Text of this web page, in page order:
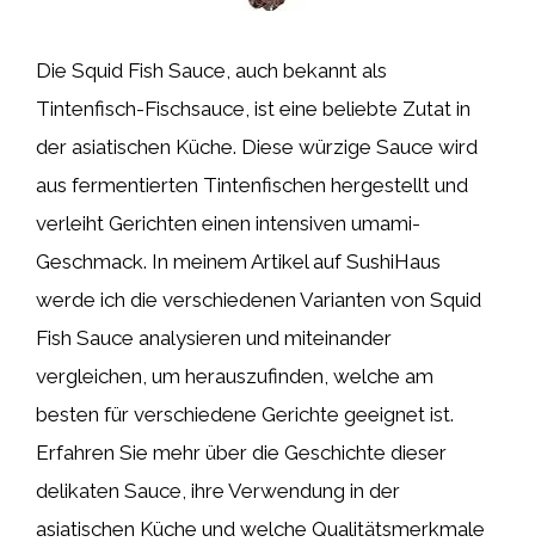
Die Squid Fish Sauce, auch bekannt als
Tintenfisch-Fischsauce, ist eine beliebte Zutat in
der asiatischen Küche. Diese würzige Sauce wird
aus fermentierten Tintenfischen hergestellt und
verleiht Gerichten einen intensiven umami-
Geschmack. In meinem Artikel auf SushiHaus
werde ich die verschiedenen Varianten von Squid
Fish Sauce analysieren und miteinander
vergleichen, um herauszufinden, welche am
besten für verschiedene Gerichte geeignet ist.
Erfahren Sie mehr über die Geschichte dieser
delikaten Sauce, ihre Verwendung in der
asiatischen Küche und welche Qualitätsmerkmale